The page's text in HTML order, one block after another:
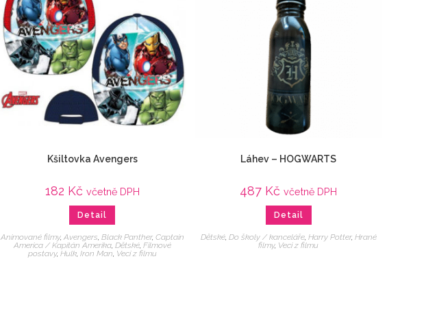
Kšiltovka Avengers
182 Kč včetně DPH
Detail
Animované filmy, Avengers, Black Panther, Captain
America / Kapitán Amerika, Dětské, Filmové
postavy, Hulk, Iron Man, Veci z filmu
Láhev – HOGWARTS
487 Kč včetně DPH
Detail
Dětské, Do školy / kanceláře, Harry Potter, Hrané
filmy, Veci z filmu